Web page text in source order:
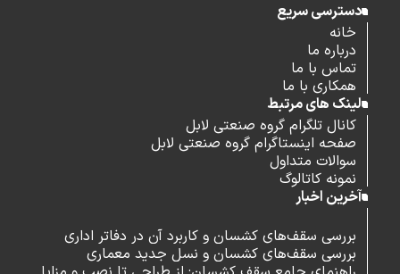
دسترسی سریع
خانه
درباره ما
تماس با ما
همکاری با ما
لینک های مرتبط
کانال تلگرام گروه صنعتی لابل
صفحه اینستاگرام گروه صنعتی لابل
سوالات متداول
نمونه کاتالوگ
آخرین اخبار
بررسی سقف‌های کشسان و کاربرد آن در دفاتر اداری
بررسی سقف‌های کشسان و نسل جدید معماری